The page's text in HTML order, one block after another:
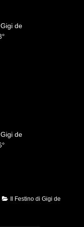
de
de
Il Festino di Gigi de